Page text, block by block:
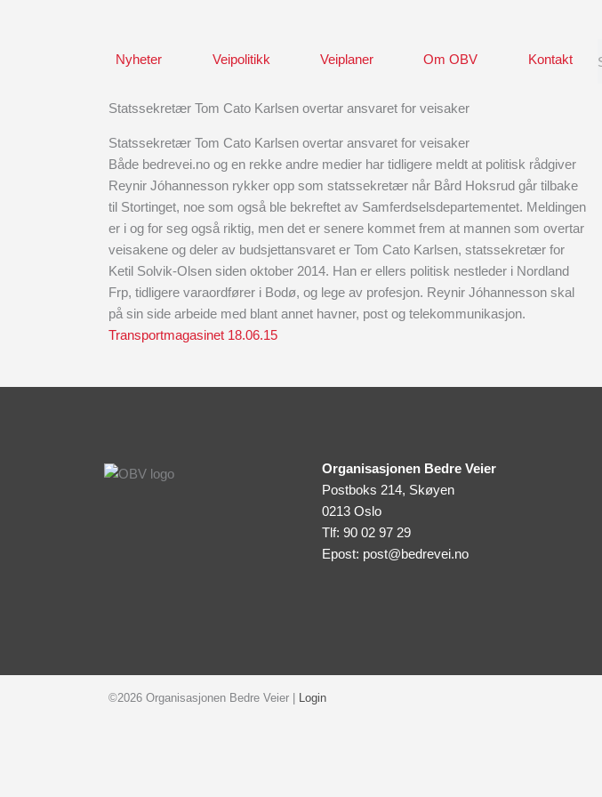
Nyheter Veipolitikk Veiplaner Om OBV Kontakt
Statssekretær Tom Cato Karlsen overtar ansvaret for veisaker
Statssekretær Tom Cato Karlsen overtar ansvaret for veisaker
Både bedrevei.no og en rekke andre medier har tidligere meldt at politisk rådgiver
Reynir Jóhannesson rykker opp som statssekretær når Bård Hoksrud går tilbake
til Stortinget, noe som også ble bekreftet av Samferdselsdepartementet. Meldingen
er i og for seg også riktig, men det er senere kommet frem at mannen som overtar
veisakene og deler av budsjettansvaret er Tom Cato Karlsen, statssekretær for
Ketil Solvik-Olsen siden oktober 2014. Han er ellers politisk nestleder i Nordland
Frp, tidligere varaordfører i Bodø, og lege av profesjon. Reynir Jóhannesson skal
på sin side arbeide med blant annet havner, post og telekommunikasjon.
Transportmagasinet 18.06.15
Organisasjonen Bedre Veier
Postboks 214, Skøyen
0213 Oslo
Tlf: 90 02 97 29
Epost: post@bedrevei.no
©2026 Organisasjonen Bedre Veier | Login